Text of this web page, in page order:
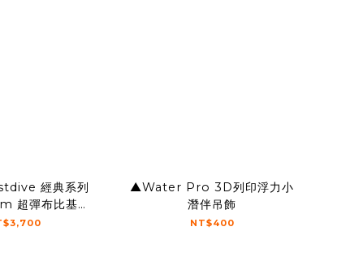
經典系列
超彈布比基尼
色)
▲Water Pro 3D列印浮力小
潛伴吊飾
NT$400